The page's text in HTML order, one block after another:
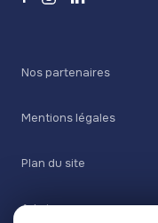
Nos partenaires
Mentions légales
Plan du site
Admin